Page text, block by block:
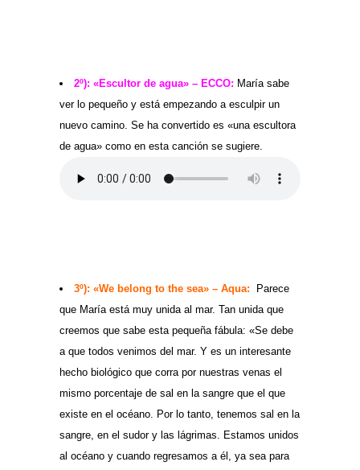
2º): «Escultor de agua» – ECCO: María sabe
ver lo pequeño y está empezando a esculpir un
nuevo camino. Se ha convertido es «una escultora
de agua» como en esta canción se sugiere.
3º): «We belong to the sea» – Aqua:
Parece
que María está muy unida al mar. Tan unida que
creemos que sabe esta pequeña fábula: «Se debe
a que todos venimos del mar. Y es un interesante
hecho biológico que corra por nuestras venas el
mismo porcentaje de sal en la sangre que el que
existe en el océano. Por lo tanto, tenemos sal en la
sangre, en el sudor y las lágrimas. Estamos unidos
al océano y cuando regresamos a él, ya sea para